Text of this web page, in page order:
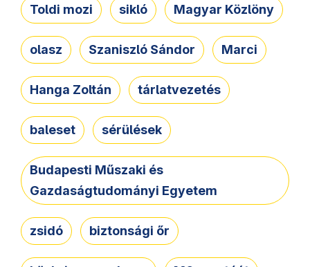
Toldi mozi sikló Magyar Közlöny
olasz Szaniszló Sándor Marci
Hanga Zoltán tárlatvezetés
baleset sérülések
Budapesti Műszaki és
Gazdaságtudományi Egyetem
zsidó biztonsági őr